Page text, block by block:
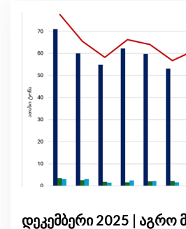
დეკემბერი 2025 | აგრო